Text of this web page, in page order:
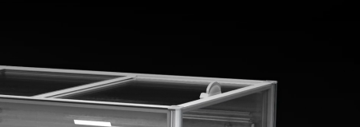
Massima trasparenza.